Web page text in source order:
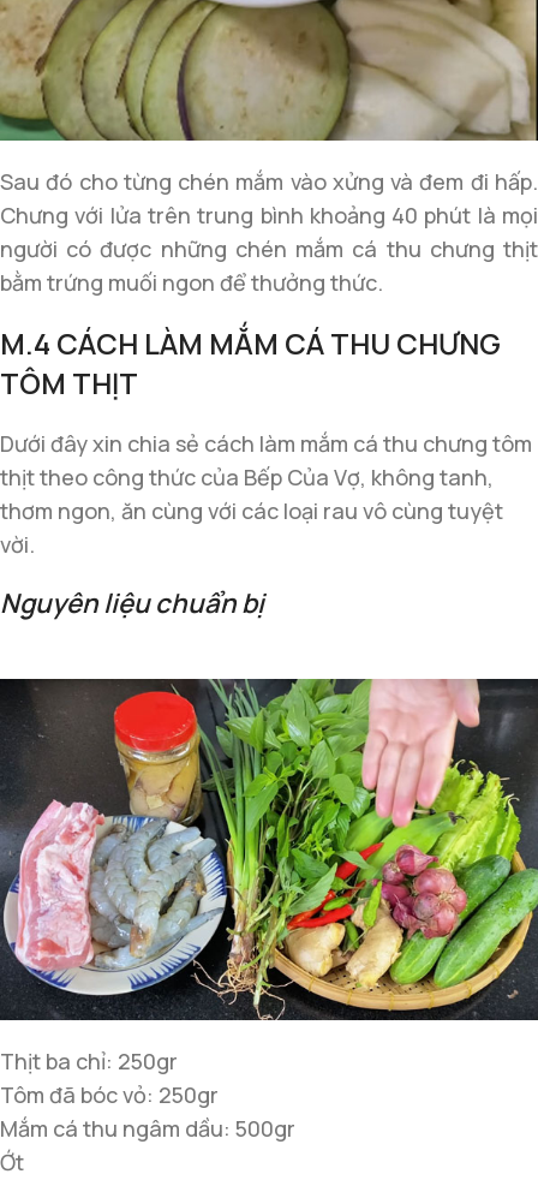
Sau đó cho từng chén mắm vào xửng và đem đi hấp.
Chưng với lửa trên trung bình khoảng 40 phút là mọi
người có được những chén mắm cá thu chưng thịt
bằm trứng muối ngon để thưởng thức.
M.4 CÁCH LÀM MẮM CÁ THU CHƯNG
TÔM THỊT
Dưới đây xin chia sẻ cách làm mắm cá thu chưng tôm
thịt theo công thức của Bếp Của Vợ, không tanh,
thơm ngon, ăn cùng với các loại rau vô cùng tuyệt
vời.
Nguyên liệu chuẩn bị
Thịt ba chỉ: 250gr
Tôm đã bóc vỏ: 250gr
Mắm cá thu ngâm dầu: 500gr
Ớt